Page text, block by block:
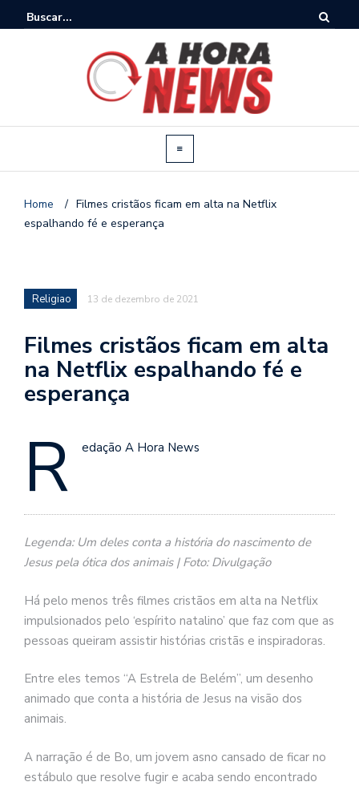
Home / Filmes cristãos ficam em alta na Netflix
espalhando fé e esperança
Religiao 13 de dezembro de 2021
Filmes cristãos ficam em alta
na Netflix espalhando fé e
esperança
R edação A Hora News
Legenda: Um deles conta a história do nascimento de
Jesus pela ótica dos animais | Foto: Divulgação
Há pelo menos três filmes cristãos em alta na Netflix
impulsionados pelo ‘espírito natalino’ que faz com que as
pessoas queiram assistir histórias cristãs e inspiradoras.
Entre eles temos “A Estrela de Belém”, um desenho
animado que conta a história de Jesus na visão dos
animais.
A narração é de Bo, um jovem asno cansado de ficar no
estábulo que resolve fugir e acaba sendo encontrado